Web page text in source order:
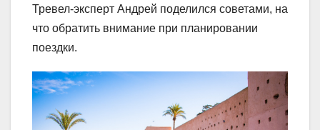
Тревел-эксперт Андрей поделился советами, на
что обратить внимание при планировании
поездки.